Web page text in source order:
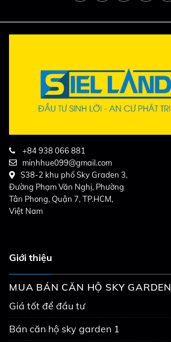
+84 938 066 881
minhhue099@gmail.com
S38-2 khu phố Sky Graden 3,
Đường Phạm Văn Nghị, Phường
Tân Phong, Quận 7, TP.HCM,
Việt Nam
Giới thiệu
MUA BÁN CĂN HỘ SKY GARDEN
Giá tốt để đầu tư
Bán căn hộ sky garden 1